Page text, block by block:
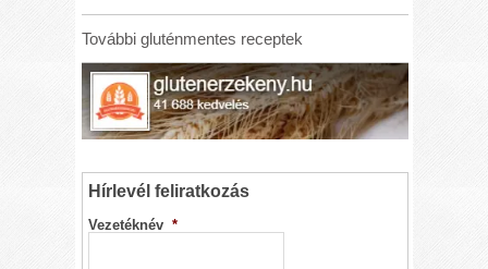
További gluténmentes receptek
Hírlevél feliratkozás
Vezetéknév *